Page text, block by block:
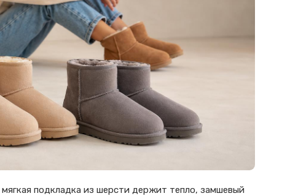
подкладка из шерсти держит тепло, замшевый